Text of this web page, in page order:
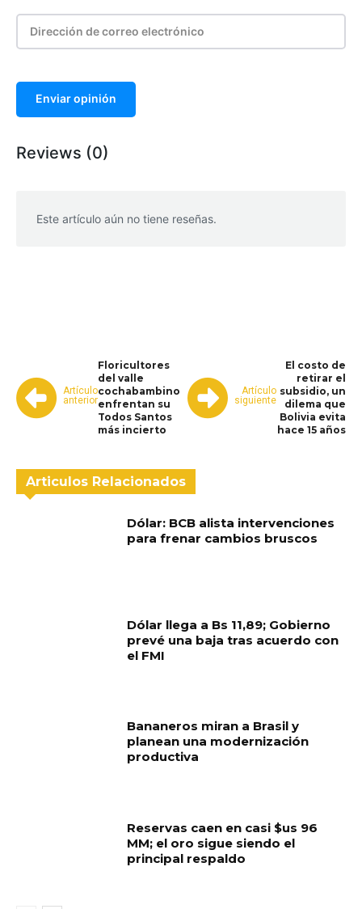
Enviar opinión
Reviews (0)
Este artículo aún no tiene reseñas.
Artículo
anterior
Floricultores
del valle
cochabambino
enfrentan su
Todos Santos
más incierto
Artículo
siguiente
El costo de
retirar el
subsidio, un
dilema que
Bolivia evita
hace 15 años
Articulos Relacionados
Dólar: BCB alista intervenciones
para frenar cambios bruscos
Dólar llega a Bs 11,89; Gobierno
prevé una baja tras acuerdo con
el FMI
Bananeros miran a Brasil y
planean una modernización
productiva
Reservas caen en casi $us 96
MM; el oro sigue siendo el
principal respaldo